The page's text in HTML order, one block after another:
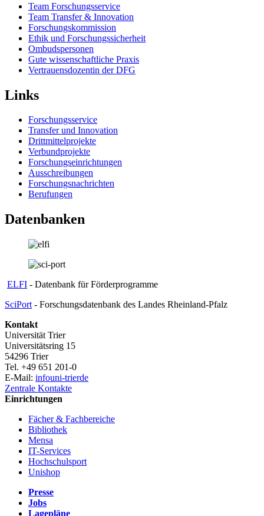
Team Forschungsservice
Team Transfer & Innovation
Forschungskommission
Ethik und Forschungssicherheit
Ombudspersonen
Gute wissenschaftliche Praxis
Vertrauensdozentin der DFG
Links
Forschungsservice
Transfer und Innovation
Drittmittelprojekte
Verbundprojekte
Forschungseinrichtungen
Ausschreibungen
Forschungsnachrichten
Berufungen
Datenbanken
ELFI - Datenbank für Förderprogramme
SciPort - Forschungsdatenbank des Landes Rheinland-Pfalz
Kontakt
Universität Trier
Universitätsring 15
54296 Trier
Tel. +49 651 201-0
E-Mail: infouni-trierde
Zentrale Kontakte
Einrichtungen
Fächer & Fachbereiche
Bibliothek
Mensa
IT-Services
Hochschulsport
Unishop
Presse
Jobs
Lagepläne